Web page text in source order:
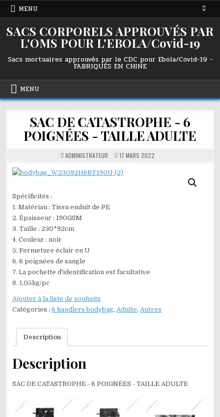
Skip
MENU
SACS CORPORELS APPROUVÉS PAR
L'OMS POUR L'EBOLA/Covid-19
Sacs mortuaires approuvés par le CDC pour Ebola/Covid-19 -
FABRIQUÉS EN CHINE
MENU
SAC DE CATASTROPHE - 6
POIGNÉES - TAILLE ADULTE
ADMINISTRATEUR 17 MARS 2022
Spécificités :
1. Matériau : Tissu enduit de PE
2. Épaisseur : 190GSM
3. Taille : 230*92cm
4. Couleur : noir
5. Fermeture éclair en U
6. 6 poignées de sangle
7. La pochette d'identification est facultative
8. 1,05kg/pc
Ajouter à la liste de souhaits
Catégories :6 handlers bodybag,Adulte,Autres
Description
Description
SAC DE CATASTROPHE - 6 POIGNÉES - TAILLE ADULTE